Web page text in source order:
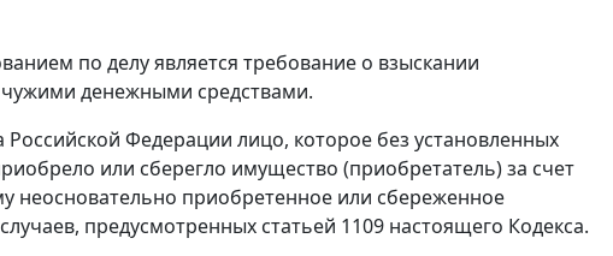
по делу является требование о взыскании
денежными средствами.
Российской Федерации лицо, которое без установленных
или сберегло имущество (приобретатель) за счет
неосновательно приобретенное или сбереженное
предусмотренных статьей 1109 настоящего Кодекса.